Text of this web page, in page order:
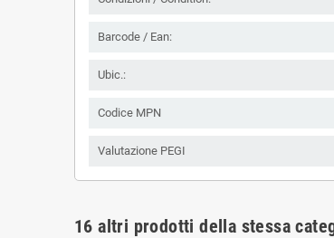
Barcode / Ean:
Ubic.:
Codice MPN
Valutazione PEGI
16 altri prodotti della stessa